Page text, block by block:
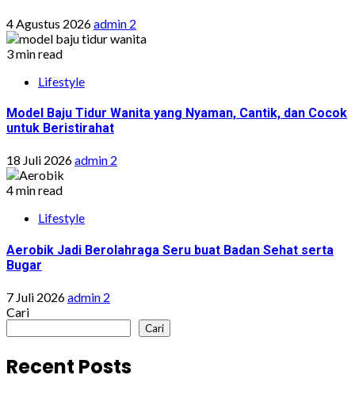
4 Agustus 2026admin 2
3 min read
Lifestyle
Model Baju Tidur Wanita yang Nyaman, Cantik, dan Cocok
untuk Beristirahat
18 Juli 2026admin 2
4 min read
Lifestyle
Aerobik Jadi Berolahraga Seru buat Badan Sehat serta
Bugar
7 Juli 2026admin 2
Cari
Cari
Recent Posts